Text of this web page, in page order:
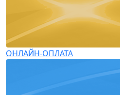
ОНЛАЙН-ОПЛАТА